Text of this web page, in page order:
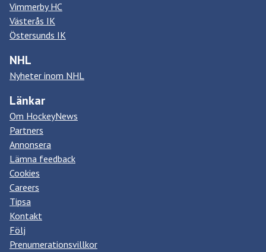
Vimmerby HC
Västerås IK
Östersunds IK
NHL
Nyheter inom NHL
Länkar
Om HockeyNews
Partners
Annonsera
Lämna feedback
Cookies
Careers
Tipsa
Kontakt
Följ
Prenumerationsvillkor